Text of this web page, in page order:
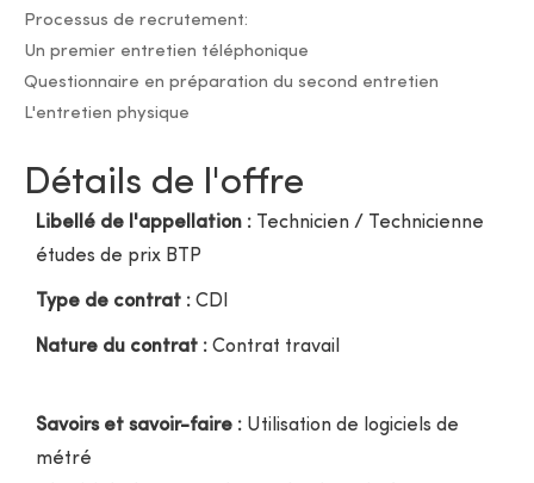
Processus de recrutement:
Un premier entretien téléphonique
Questionnaire en préparation du second entretien
L'entretien physique
Détails de l'offre
Libellé de l'appellation : Technicien / Technicienne
études de prix BTP
Type de contrat : CDI
Nature du contrat : Contrat travail
Savoirs et savoir-faire : Utilisation de logiciels de
métré